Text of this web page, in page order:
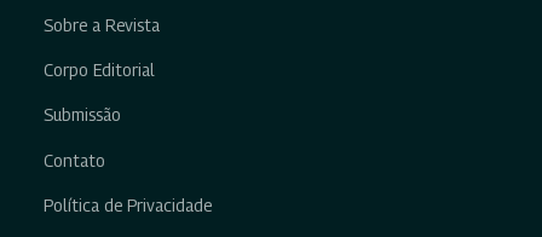
Sobre a Revista
Corpo Editorial
Submissão
Contato
Política de Privacidade